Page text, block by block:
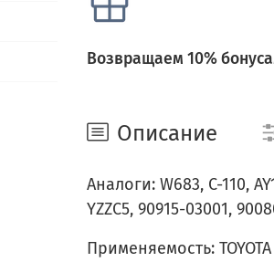
Возвращаем 10%
Описание
Аналоги: W683, C-110,
YZZC5, 90915-03001,
Применяемость: TOYOTA